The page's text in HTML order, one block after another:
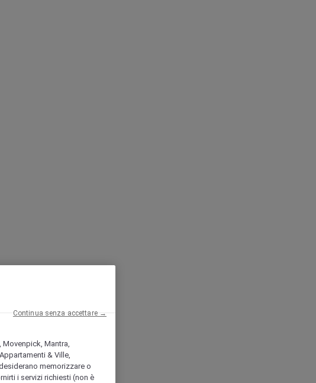
Movenpick, Mantra,
& Ville,
memorizzare o
i servizi richiesti (non è
Continua senza accettare →